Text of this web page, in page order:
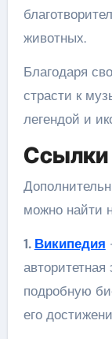
животных.
Благодаря
страсти к
легендой и
Ссылки
можно найти
1. Википедия
подробную
его